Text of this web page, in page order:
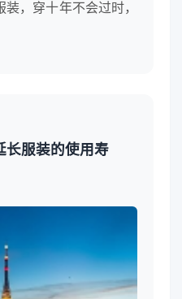
，穿十年不会过时，
长服装的使用寿